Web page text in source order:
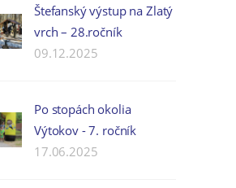
Štefanský výstup na Zlatý
vrch – 28.ročník
09.12.2025
Po stopách okolia
Výtokov - 7. ročník
17.06.2025